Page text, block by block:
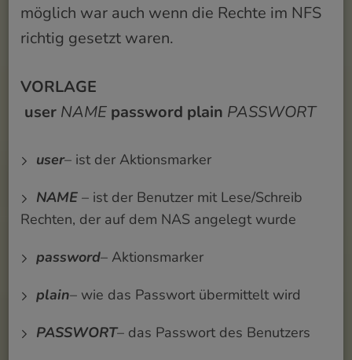
möglich war auch wenn die Rechte im NFS
richtig gesetzt waren.
VORLAGE
user NAME password plain PASSWORT
user– ist der Aktionsmarker
NAME – ist der Benutzer mit Lese/Schreib
Rechten, der auf dem NAS angelegt wurde
password– Aktionsmarker
plain– wie das Passwort übermittelt wird
PASSWORT– das Passwort des Benutzers